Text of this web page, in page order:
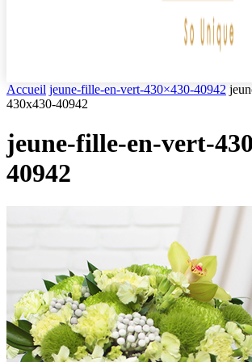
Accueil jeune-fille-en-vert-430×430-40942
430x430-40942
jeune-fille-en-vert-
40942